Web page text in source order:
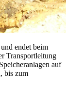
endet beim
Transportleitung
auf
bis zum